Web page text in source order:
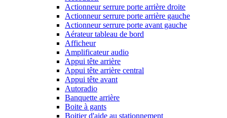
Actionneur serrure porte arrière droite
Actionneur serrure porte arrière gauche
Actionneur serrure porte avant gauche
Aérateur tableau de bord
Afficheur
Amplificateur audio
Appui tête arrière
Appui tête arrière central
Appui tête avant
Autoradio
Banquette arrière
Boite à gants
Boitier d'aide au stationnement